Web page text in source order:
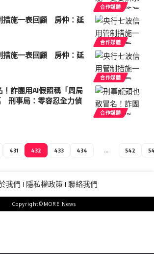
合作媒體
合作媒體
措施一表回顧 房仲：延
合作媒體
措施一表回顧 房仲：延
合作媒體
詐團用AI假照稱「周局
刑事局：零容忍全力偵
431 432 433 434 ... 542
我們 隱私權政策 聯絡我們
Copyright©MORE News